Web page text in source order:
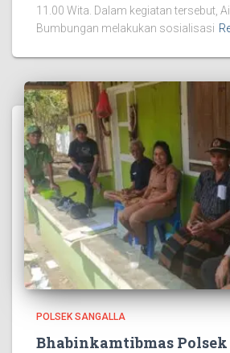
11.00 Wita. Dalam kegiatan tersebut,
Bumbungan melakukan sosialisasi
POLSEK SANGALLA
Bhabinkamtibmas